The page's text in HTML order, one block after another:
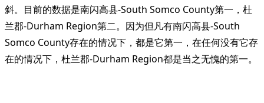
斜。目前的数据是南闪高县-South Somco County第一，杜
兰郡-Durham Region第二。因为但凡有南闪高县-South
Somco County存在的情况下，都是它第一，在任何没有它存
在的情况下，杜兰郡-Durham Region都是当之无愧的第一。